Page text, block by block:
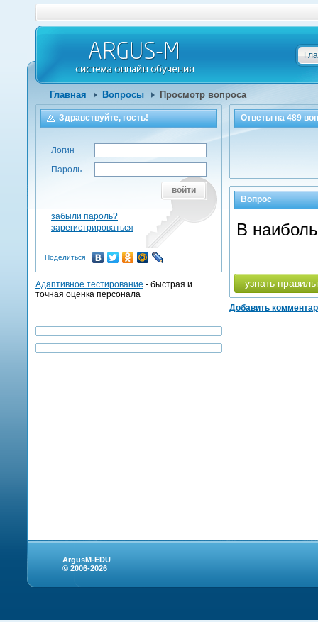
Главная Вопросы Просмотр вопроса
Ответы на489
Вопрос
В
узнать
Добавить
Здравствуйте, гость!
Логин
Пароль
войти
забыли пароль?
зарегистрироваться
Поделиться
Адаптивное тестирование - быстрая и
точная оценка персонала
ArgusM-EDU
© 2006-2026